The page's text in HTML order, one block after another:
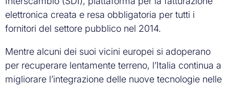
elettronica creata e resa obbligatoria per tutti i
fornitori del settore pubblico nel 2014.
Mentre alcuni dei suoi vicini europei si adoperano
per recuperare lentamente terreno, l’Italia continua a
migliorare l’integrazione delle nuove tecnologie nelle